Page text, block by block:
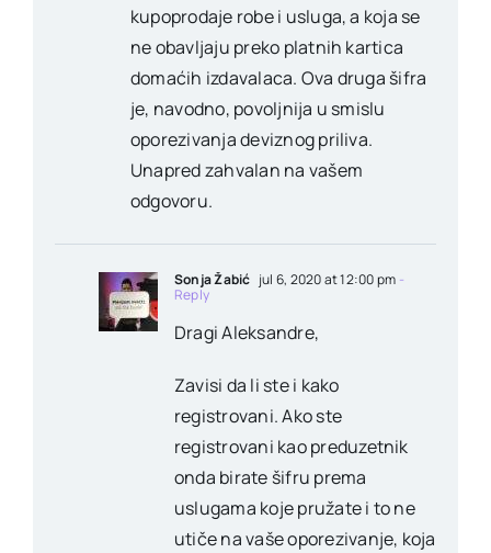
kupoprodaje robe i usluga, a koja se
ne obavljaju preko platnih kartica
domaćih izdavalaca. Ova druga šifra
je, navodno, povoljnija u smislu
oporezivanja deviznog priliva.
Unapred zahvalan na vašem
odgovoru.
Sonja Žabić jul 6, 2020 at 12:00 pm -
Reply
Dragi Aleksandre,
Zavisi da li ste i kako
registrovani. Ako ste
registrovani kao preduzetnik
onda birate šifru prema
uslugama koje pružate i to ne
utiče na vaše oporezivanje, koja